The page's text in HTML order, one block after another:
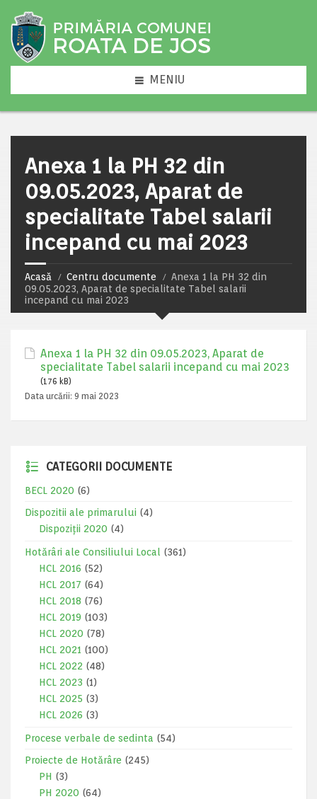
MENIU
Anexa 1 la PH 32 din
09.05.2023, Aparat de
specialitate Tabel salarii
incepand cu mai 2023
Acasă Centru documente
Anexa 1 la PH 32 din
09.05.2023, Aparat de specialitate Tabel salarii
incepand cu mai 2023
Anexa 1 la PH 32 din 09.05.2023, Aparat de
specialitate Tabel salarii incepand cu mai 2023
(176 kB)
Data urcării: 9 mai 2023
CATEGORII DOCUMENTE
BECL 2020 (6)
Dispozitii ale primarului (4)
Dispoziții 2020 (4)
Hotărâri ale Consiliului Local
(361)
HCL 2016 (52)
HCL 2017 (64)
HCL 2018 (76)
HCL 2019 (103)
HCL 2020 (78)
HCL 2021 (100)
HCL 2022 (48)
HCL 2023 (1)
HCL 2025 (3)
HCL 2026 (3)
Procese verbale de sedinta (54)
Proiecte de Hotărâre (245)
PH (3)
PH 2020 (64)